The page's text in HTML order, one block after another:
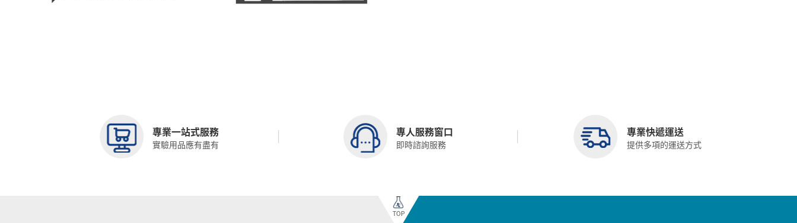
專業一站式服務
實驗用品應有盡有
專人服務窗口
即時諮詢服務
專業快遞運送
提供多項的運送方式
TOP